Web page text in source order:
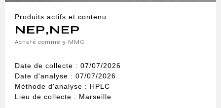
Produits actifs et contenu
NEP,NEP
Acheté comme 3-MMC
Date de collecte : 07/07/2026
Date d'analyse : 07/07/2026
Méthode d'analyse : HPLC
Lieu de collecte : Marseille